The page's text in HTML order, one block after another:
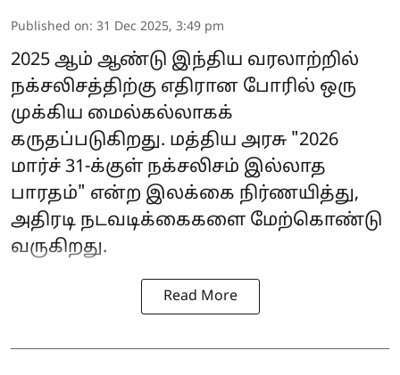
Published on: 31 Dec 2025, 3:49 pm
2025 ஆம் ஆண்டு இந்திய வரலாற்றில்
நக்சலிசத்திற்கு எதிரான போரில் ஒரு
முக்கிய மைல்கல்லாகக்
கருதப்படுகிறது. மத்திய அரசு "2026
மார்ச் 31-க்குள் நக்சலிசம் இல்லாத
பாரதம்" என்ற இலக்கை நிர்ணயித்து,
அதிரடி நடவடிக்கைகளை மேற்கொண்டு
வருகிறது.
Read More